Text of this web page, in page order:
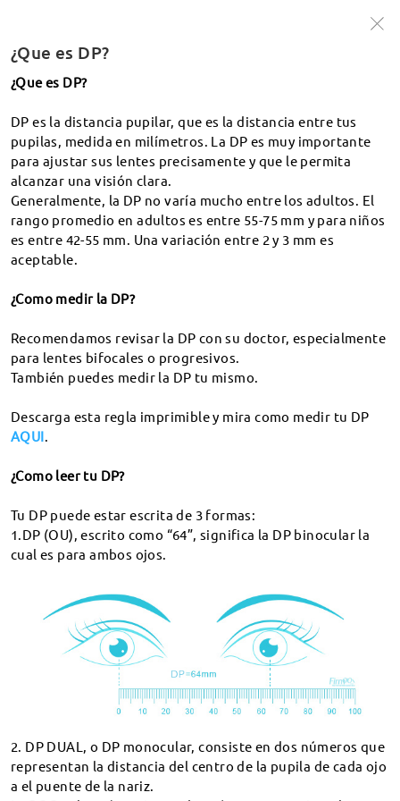
Buscar
Qué es DP
Envío y seguimiento
¿Cuánto tiempo puede tardar en llegar mi pedido?
mensajería usan? ¿Cuanto tardara en llegar? ¿Cuál es el
costo del envío?
¿Cuanto tarda el procesamiento de mis gafas? ¿Como
¿Qué puedo hacer si se me exige pagar impuestos de
importación o derechos de aduana?
¿Cómo puedo comprobar el estado de mi pedido?
envíos?
¿Cómo gestionan los retrasos en el envío?
Devoluciones
política de Cambio & Devolución
¿Dónde puedo donar mis gafas?
¿Como aplico para un Cambio&Devolucion?
¿Que significa “Estado del pedido”?
¿Cómo graduar gafas online?
¿Cómo puedo modificar o cancelar mi pedido?
¿Cómo envío mi prescripción?
¿Que es DP?
¿Como leer mi receta?
Lentes
¿Como escoger lentes?
¿Que es DP?
¿Que es DP?
DP es la distancia pupilar, que es la distancia entre tus
pupilas, medida en milímetros. La DP es muy importante
para ajustar sus lentes precisamente y que le permita
alcanzar una visión clara.
Generalmente, la DP no varía mucho entre los adultos. El
rango promedio en adultos es entre 55-75 mm y para niños
es entre 42-55 mm. Una variación entre 2 y 3 mm es
aceptable.
¿Como medir la DP?
Recomendamos revisar la DP con su doctor, especialmente
para lentes bifocales o progresivos.
También puedes medir la DP tu mismo.
Descarga esta regla imprimible y mira como medir tu DP
AQUI
¿Como leer tu DP?
Tu DP puede estar escrita de 3 formas:
1.DP (OU), escrito como “64”, significa la DP binocular la
cual es para ambos ojos.
2. DP DUAL, o DP monocular, consiste en dos números que
representan la distancia del centro de la pupila de cada ojo
a el puente de la nariz.